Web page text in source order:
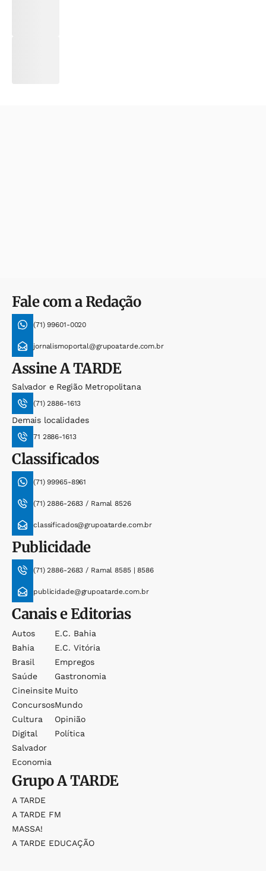
Fale com a Redação
(71) 99601-0020
jornalismoportal@grupoatarde.com.br
AssineA TARDE
Salvador e Região Metropolitana
(71) 2886-1613
Demais localidades
71 2886-1613
Classificados
(71) 99965-8961
(71) 2886-2683 / Ramal 8526
classificados@grupoatarde.com.br
Publicidade
(71) 2886-2683 / Ramal 8585 | 8586
publicidade@grupoatarde.com.br
Canais e Editorias
Autos
Bahia
Brasil
Saúde
Cineinsite
Concursos
Cultura
Digital
Salvador
Economia
E.c. Bahia
E.c. Vitória
Empregos
Gastronomia
Muito
Mundo
Opinião
Política
GrupoA TARDE
A TARDE
A TARDE FM
MASSA!
A TARDE EDUCAÇÃO